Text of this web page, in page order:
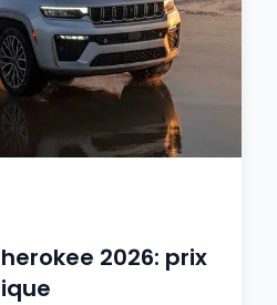
2026: prix